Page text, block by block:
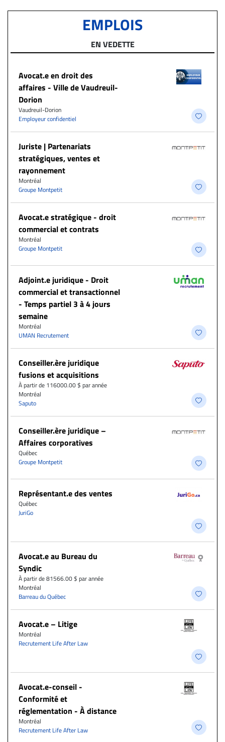
EMPLOIS
EN VEDETTE
Avocat.e en droit des
affaires - Ville de Vaudreuil-
Dorion
Vaudreuil-Dorion
Employeur confidentiel
Juriste | Partenariats
stratégiques, ventes et
rayonnement
Montréal
Groupe Montpetit
Avocat.e stratégique - droit
commercial et contrats
Montréal
Groupe Montpetit
Adjoint.e juridique - Droit
commercial et transactionnel
- Temps partiel 3 à 4 jours
semaine
Montréal
UMAN Recrutement
Conseiller.ère juridique
fusions et acquisitions
À partir de 116000.00 $ par année
Montréal
Saputo
Conseiller.ère juridique –
Affaires corporatives
Québec
Groupe Montpetit
Représentant.e des ventes
Québec
JuriGo
Avocat.e au Bureau du
Syndic
À partir de 81566.00 $ par année
Montréal
Barreau du Québec
Avocat.e – Litige
Montréal
Recrutement Life After Law
​Avocat.e-conseil -
Conformité et
réglementation - À distance
Montréal
Recrutement Life After Law